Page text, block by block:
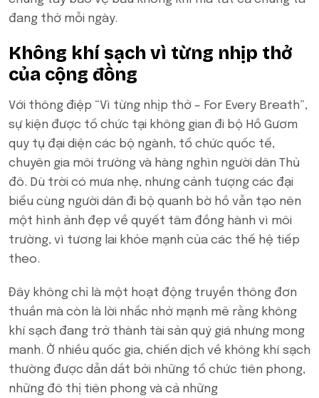
đang thở mỗi ngày.
Không khí sạch vì từng nhịp thở
của cộng đồng
Với thông điệp “Vì từng nhịp thở – For Every Breath”,
sự kiện được tổ chức tại không gian đi bộ Hồ Gươm
quy tụ đại diện các bộ ngành, tổ chức quốc tế,
chuyên gia môi trường và hàng nghìn người dân Thủ
đô. Dù trời có mưa nhẹ, nhưng cảnh tượng các đại
biểu cùng người dân đi bộ quanh bờ hồ vẫn tạo nên
một hình ảnh đẹp về quyết tâm đồng hành vì môi
trường, vì tương lai khỏe mạnh của các thế hệ tiếp
theo.
Đây không chỉ là một hoạt động truyền thông đơn
thuần mà còn là lời nhắc nhở mạnh mẽ rằng không
khí sạch đang trở thành tài sản quý giá nhưng mong
manh. Ở nhiều quốc gia, chiến dịch về không khí sạch
thường được dẫn dắt bởi những tổ chức tiên phong,
những đô thị tiên phong và cả những